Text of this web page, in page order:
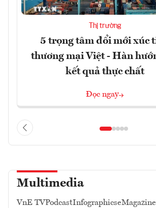
Thị trường
5 trọng tâm đổi mới xúc
thương mại Việt - Hàn
kết quả thực chất
Đọc ngay
Multimedia
VnE TVPodcastInfographicseMagazine